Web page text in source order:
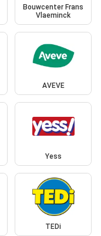
Bouwcenter Frans
Vlaeminck
AVEVE
Yess
TEDi